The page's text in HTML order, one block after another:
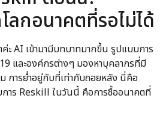
กอนาคตที่รอไม่ได้
ค่ะ AI เข้ามามีบทบาทมากขึ้น รูปแบบการ
และองค์กรต่างๆ มองหาบุคลากรที่มี
การย่ำอยู่กับที่เท่ากับถอยหลัง นี่คือ
การ Reskill ในวันนี้ คือการซื้ออนาคตที่